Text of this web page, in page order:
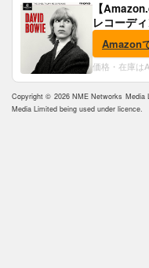
【
レコーデ
ャケ付)
Amazon
価格・在庫は
Copyright © 2026 NME Networks
Media Limited being used under licence.